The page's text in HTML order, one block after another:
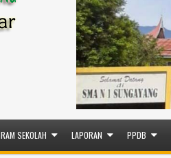
SEKOLAH LAPORAN PPDB